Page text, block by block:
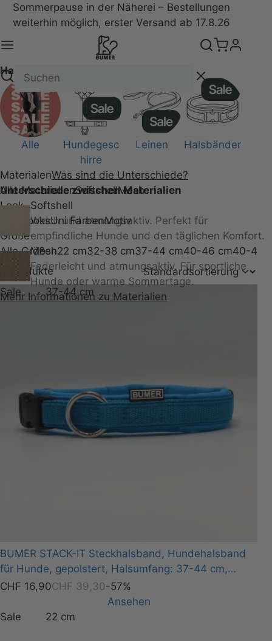
Sommerpause in der Näherei – Bestellungen
weiterhin möglich, erster Versand ab 17.8.26
Halsbänder
Alle
Hundegesc
hirre
Leinen Halsbänder
MaterialenWas sind die Unterschiede?
Unterschiede zwischen Materialien
Softshell
Weich und atmungsaktiv. Perfekt für
empfindliche Hunde und den täglichen Komfort.
Mesh
Federleicht und atmungsaktiv. Für sportliche
Hunde oder warme Sommertage.
Mehr Informationen zu Materialien
Alle MaterialienSoftshellMesh
Look
Alle LooksUni FarbenMotiv
Größe
Alle Größen22 cm32-38 cm37-44 cm40-46 cm40-47
8 Produkte
Sale
37-44 cm
BUMER STACK-IT Steckhalsband, Hundehalsband
für Hunde, gepolstert, Halsumfang: 37-44 cm,
Gurtband: Petrol, Softshell: Himmelblau, Ring:
silberfarbig (Edelstahl)
CHF 16,90CHF 39,30-57%
Ansehen
Sale
22 cm